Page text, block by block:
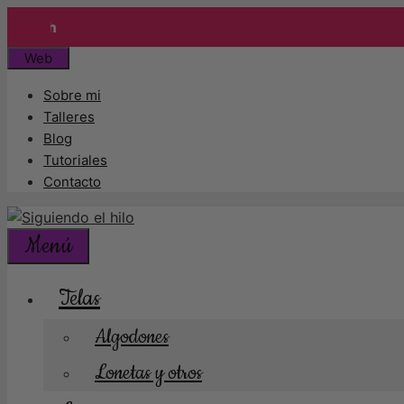
Saltar
contenido
Web
Sobre mi
Talleres
Blog
Tutoriales
Contacto
Menú
Telas
Algodones
Lonetas y otros